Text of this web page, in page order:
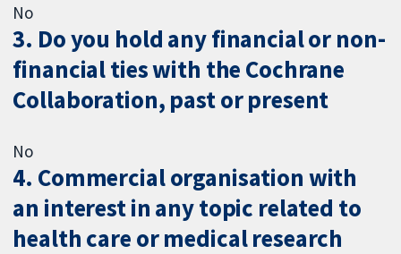
No
3. Do you hold any financial or non-
financial ties with the Cochrane
Collaboration, past or present
No
4. Commercial organisation with
an interest in any topic related to
health care or medical research